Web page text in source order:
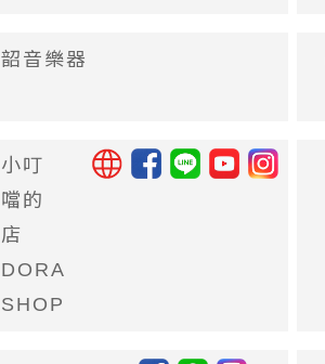
韶音樂器
小叮
噹的
店
DORA
SHOP